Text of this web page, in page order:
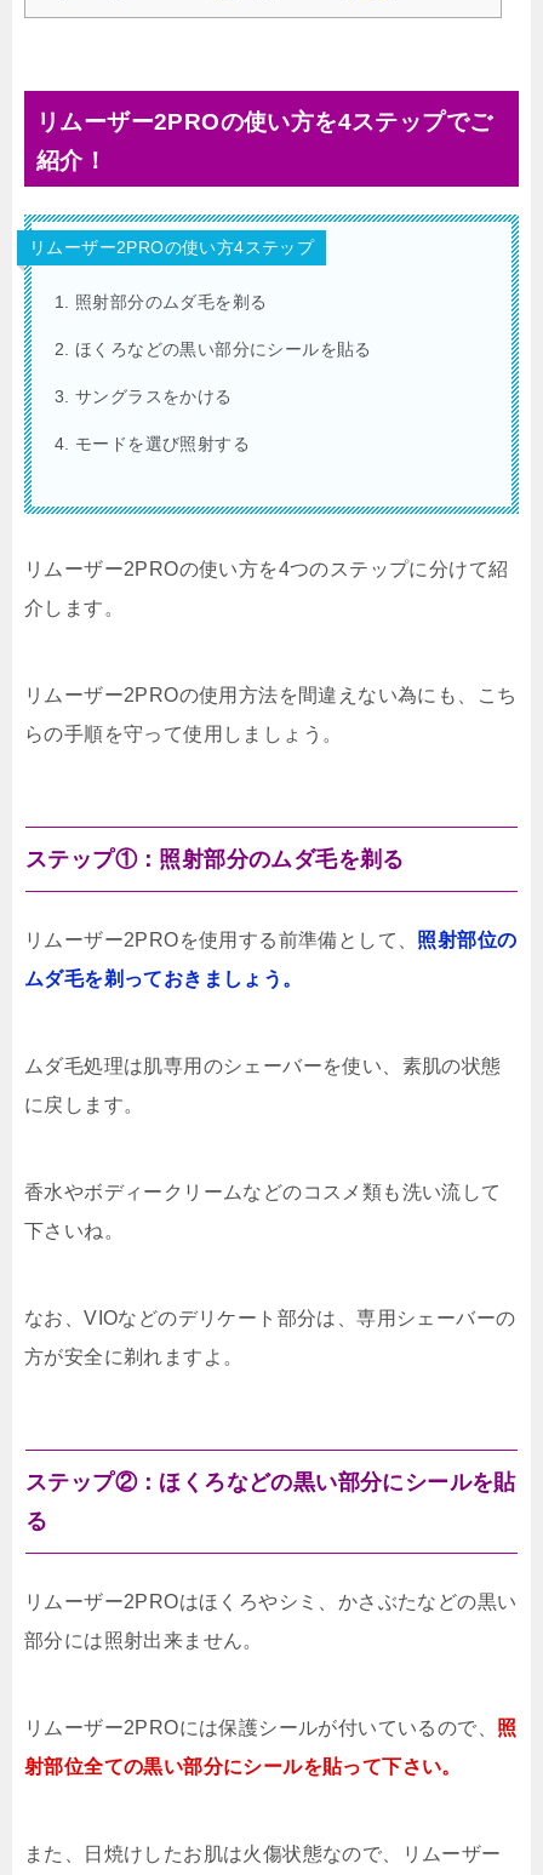
リムーザー2PROの使い方を4ステップでご
紹介！
リムーザー2PROの使い方4ステップ
照射部分のムダ毛を剃る
ほくろなどの黒い部分にシールを貼る
サングラスをかける
モードを選び照射する
リムーザー2PROの使い方を4つのステップに分けて紹
介します。
リムーザー2PROの使用方法を間違えない為にも、こち
らの手順を守って使用しましょう。
ステップ①：照射部分のムダ毛を剃る
リムーザー2PROを使用する前準備として、 照射部位の
ムダ毛を剃っておきましょう。
ムダ毛処理は肌専用のシェーバーを使い、素肌の状態
に戻します。
香水やボディークリームなどのコスメ類も洗い流して
下さいね。
なお、VIOなどのデリケート部分は、専用シェーバーの
方が安全に剃れますよ。
ステップ②：ほくろなどの黒い部分にシールを貼
る
リムーザー2PROはほくろやシミ、かさぶたなどの黒い
部分には照射出来ません。
リムーザー2PROには保護シールが付いているので、 照
射部位全ての黒い部分にシールを貼って下さい。
また、日焼けしたお肌は火傷状態なので、リムーザー